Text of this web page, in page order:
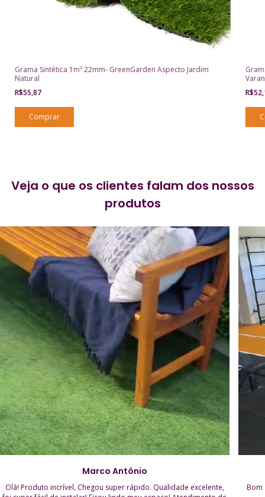
Grama Sintética 1m² 22mm- GreenGarden Aspecto Jardim
Natural
R$55,87
Veja o que os clientes falam dos nossos
produtos
Marco Antônio
Olá! Produto incrível, Chegou super rápido. Qualidade excelente,
Bom